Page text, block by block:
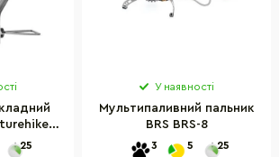
25
У наявності
Мультипаливний пальник
BRS BRS-8
3 5 25